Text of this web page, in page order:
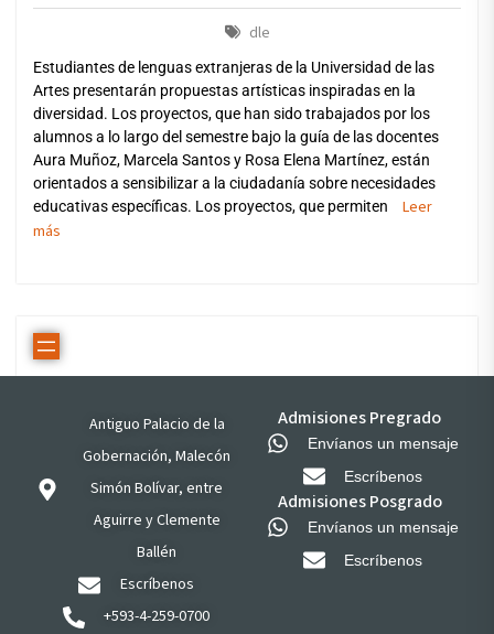
dle
Estudiantes de lenguas extranjeras de la Universidad de las
Artes presentarán propuestas artísticas inspiradas en la
diversidad. Los proyectos, que han sido trabajados por los
alumnos a lo largo del semestre bajo la guía de las docentes
Aura Muñoz, Marcela Santos y Rosa Elena Martínez, están
orientados a sensibilizar a la ciudadanía sobre necesidades
educativas específicas. Los proyectos, que permiten
Leer
más
Antiguo Palacio de la
Gobernación, Malecón
Simón Bolívar, entre
Aguirre y Clemente
Ballén
Escríbenos
+593-4-259-0700
Admisiones Pregrado
Envíanos un mensaje
Escríbenos
Admisiones Posgrado
Envíanos un mensaje
Escríbenos